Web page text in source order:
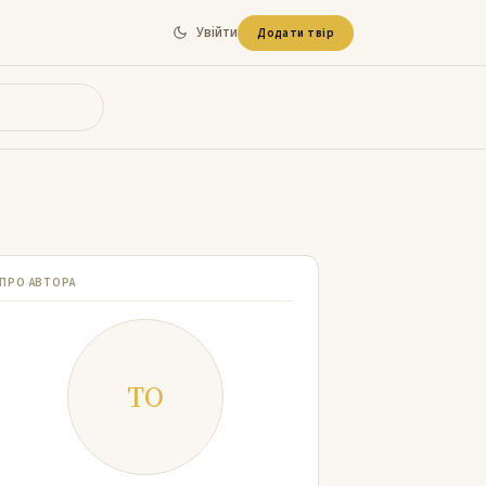
Увійти Додати твір
ПРО АВТОРА
ТО